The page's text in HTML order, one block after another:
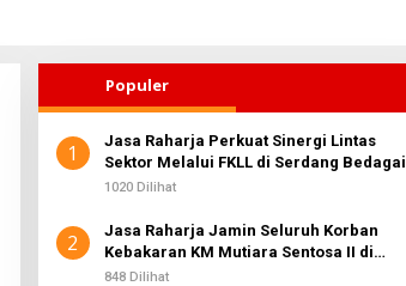
Populer
1
Jasa Raharja Perkuat Sinergi Lintas
Sektor Melalui FKLL di Serdang Bedagai
1020 Dilihat
2
Jasa Raharja Jamin Seluruh Korban
Kebakaran KM Mutiara Sentosa II di
Perairan Sumenep
848 Dilihat